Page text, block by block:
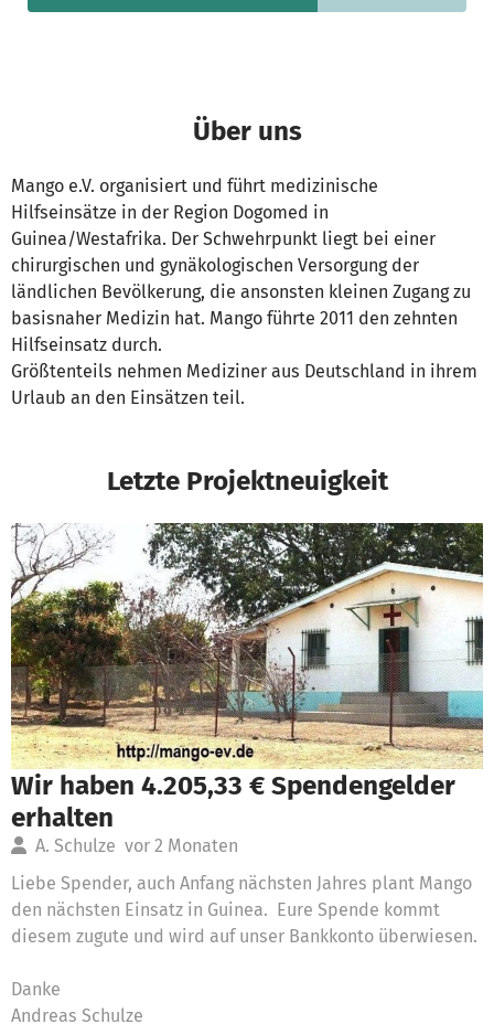
Über uns
Mango e.V. organisiert und führt medizinische
Hilfseinsätze in der Region Dogomed in
Guinea/Westafrika. Der Schwehrpunkt liegt bei einer
chirurgischen und gynäkologischen Versorgung der
ländlichen Bevölkerung, die ansonsten kleinen Zugang zu
basisnaher Medizin hat. Mango führte 2011 den zehnten
Hilfseinsatz durch.
Größtenteils nehmen Mediziner aus Deutschland in ihrem
Urlaub an den Einsätzen teil.
Letzte Projektneuigkeit
Wir haben 4.205,33 € Spendengelder
erhalten
A. Schulze vor 2 Monaten
Liebe Spender, auch Anfang nächsten Jahres plant Mango
den nächsten Einsatz in Guinea. Eure Spende kommt
diesem zugute und wird auf unser Bankkonto überwiesen.
Danke
Andreas Schulze